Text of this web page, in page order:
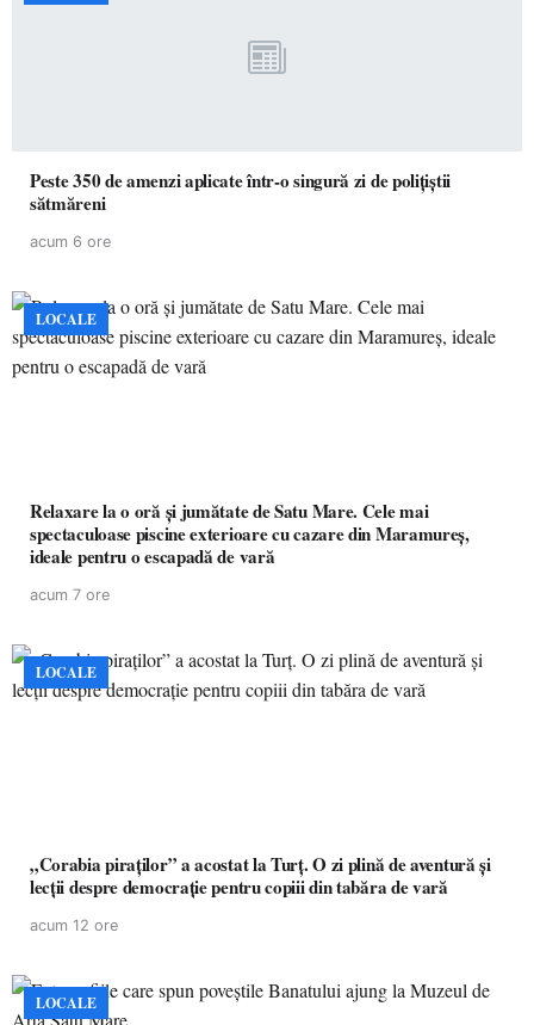
Peste 350 de amenzi aplicate într-o singură zi de polițiștii
sătmăreni
acum 6 ore
LOCALE
Relaxare la o oră și jumătate de Satu Mare. Cele mai
spectaculoase piscine exterioare cu cazare din Maramureș,
ideale pentru o escapadă de vară
acum 7 ore
LOCALE
„Corabia piraților” a acostat la Turț. O zi plină de aventură și
lecții despre democrație pentru copiii din tabăra de vară
acum 12 ore
LOCALE